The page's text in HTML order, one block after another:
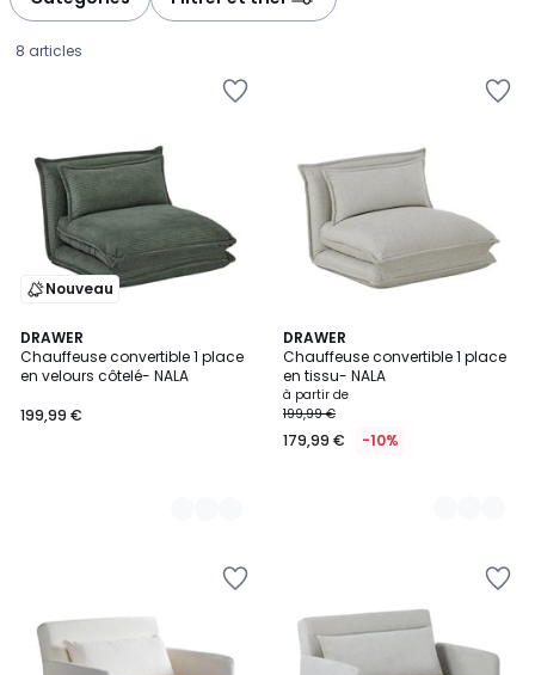
8 articles
Nouveau
DRAWER
Chauffeuse convertible 1 place
en velours côtelé- NALA
€.
199,99 €
3
Couleurs
DRAWER
Chauffeuse convertible 1 place
en tissu- NALA
à partir de
199,99 €
179,99 € -10%
2
Couleurs